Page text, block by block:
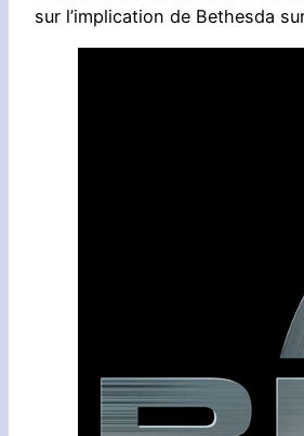
sur l’implication de Bethesda